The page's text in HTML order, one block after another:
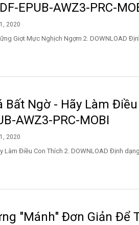
EPUB-AWZ3-PRC-
2020
Giọt Mực Nghịch Ngợm 2.
Bất Ngờ - Hãy Làm
AWZ3-PRC-MOBI
2020
Làm Điều Con Thích 2. DOWNLOAD
"Mánh" Đơn Giản Để